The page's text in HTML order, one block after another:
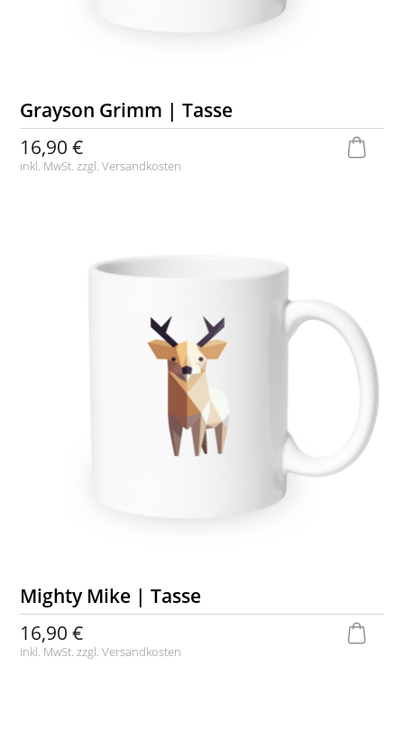
Grayson Grimm | Tasse
16,90 €
inkl. MwSt. zzgl.Versandkosten
Mighty Mike | Tasse
16,90 €
inkl. MwSt. zzgl.Versandkosten